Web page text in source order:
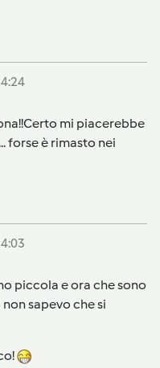
mi piacerebbe
forse è rimasto nei
piccola e ora che sono
sapevo che si